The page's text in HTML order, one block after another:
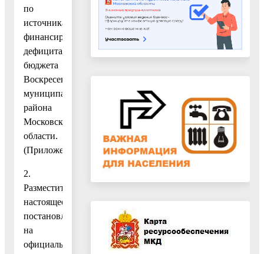
по
источникам
финансирования
дефицита
бюджета
Воскресенского
муниципального
района
Московской
области.
(Приложение.)
2.
Разместить
настоящее
постановление
на
официальном